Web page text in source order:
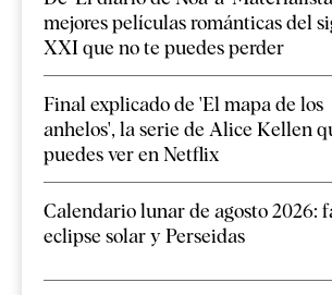
mejores películas románticas del
XXI que no te puedes perder
Final explicado de 'El mapa de los
anhelos', la serie de Alice Kellen
puedes ver en Netflix
Calendario lunar de agosto 2026:
eclipse solar y Perseidas